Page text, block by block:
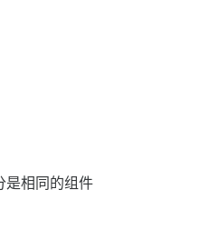
是相同的组件